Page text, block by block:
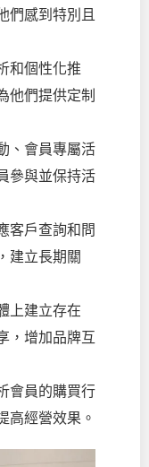
們感到特別且
和個性化推
他們提供定制
、會員專屬活
參與並保持活
客戶查詢和問
建立長期關
上建立存在
，增加品牌互
會員的購買行
高經營效果。